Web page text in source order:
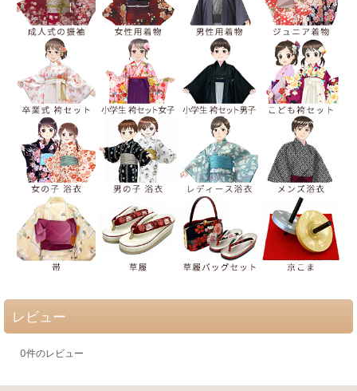
レビュー
0件のレビュー